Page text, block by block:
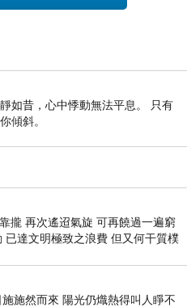
順手感細
膩
如昔，心中悸動無法平息。 只有
傾斜。
攏 再次遙迢氣旋 可再饒過一遍窮
已達文明極致之浪費 但又何干質樸
葬
施然而來 陽光仍熾熱得叫人睜不